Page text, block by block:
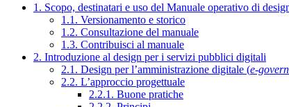
1. Scopo, destinatari e uso del Manuale operativo di
1.1. Versionamento e storico
1.2. Consultazione del manuale
1.3. Contribuisci al manuale
2. Introduzione al design per i servizi pubblici digitali
2.1. Design per l’amministrazione digitale (e-
2.2. L’approccio progettuale
2.2.1. Buone pratiche